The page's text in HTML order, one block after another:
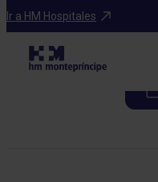
Ir a HM Hospitales
Especialidades
Imagen